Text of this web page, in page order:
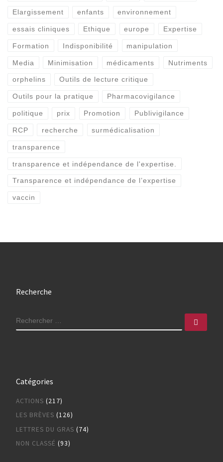
Elargissement enfants environnement
essais cliniques Ethique europe Expertise
Formation Indisponibilité manipulation
Media Minimisation médicaments Nutriments
orphelins Outils de lecture critique
Outils pour la pratique Pharmacovigilance
politique prix Promotion Publivigilance
RCP recherche surmédicalisation
transparence
transparence et indépendance de l'expertise.
Transparence et indépendance de l’expertise
vaccin
Recherche
RECHERCHER
Catégories
ACTIONS (217)
LES BRÈVES (126)
LETTRES DU GRAS (74)
NON CLASSÉ (93)